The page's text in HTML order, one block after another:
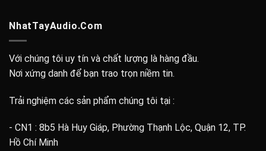
NhatTayAudio.Com
Với chúng tôi uy tín và chất lượng là hàng đầu.
Nơi xứng danh để bạn trao trọn niềm tin.
Trải nghiệm các sản phẩm chúng tôi tại :
- CN1 : 8b5 Hà Huy Giáp, Phường Thạnh Lộc, Quận 12, TP.
Hồ Chí Minh